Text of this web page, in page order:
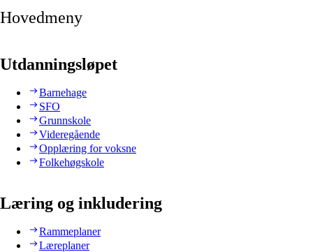
Hovedmeny
Utdanningsløpet
Barnehage
SFO
Grunnskole
Videregående
Opplæring for voksne
Folkehøgskole
Læring og inkludering
Rammeplaner
Læreplaner